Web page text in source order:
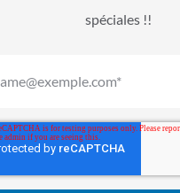
spéciales !!